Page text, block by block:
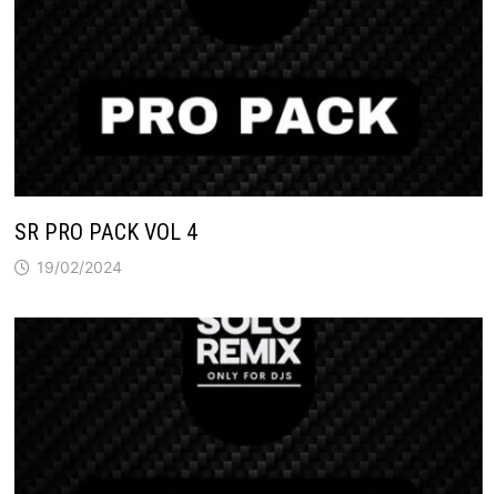
SR PRO PACK VOL 4
19/02/2024